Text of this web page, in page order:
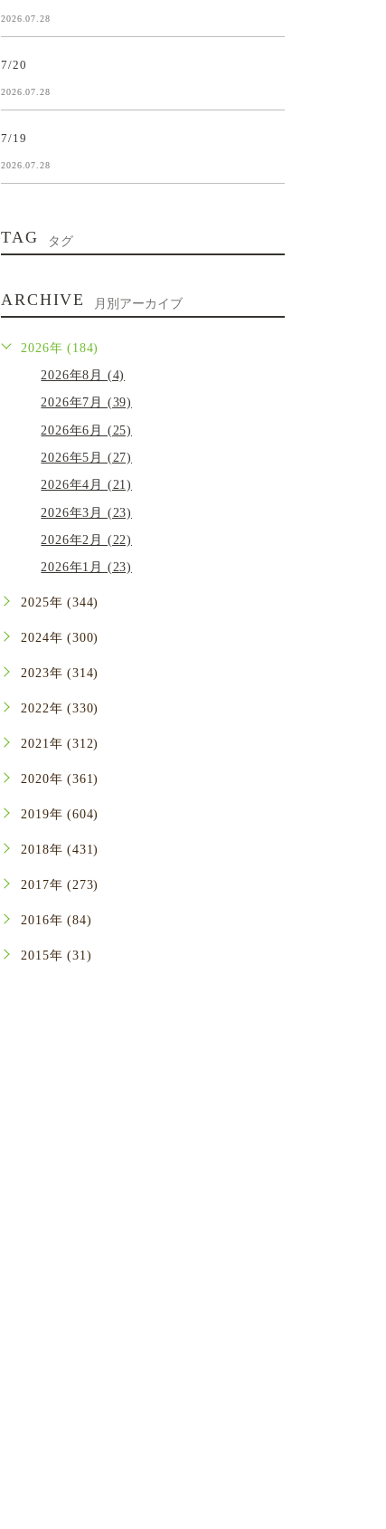
2026.07.28
7/20
2026.07.28
7/19
2026.07.28
TAG タグ
ARCHIVE 月別アーカイブ
2026年 (184)
2026年8月 (4)
2026年7月 (39)
2026年6月 (25)
2026年5月 (27)
2026年4月 (21)
2026年3月 (23)
2026年2月 (22)
2026年1月 (23)
2025年 (344)
2024年 (300)
2023年 (314)
2022年 (330)
2021年 (312)
2020年 (361)
2019年 (604)
2018年 (431)
2017年 (273)
2016年 (84)
2015年 (31)